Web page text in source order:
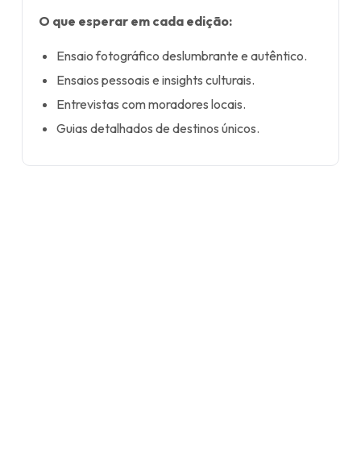
O que esperar em cada edição:
Ensaio fotográfico deslumbrante e autêntico.
Ensaios pessoais e insights culturais.
Entrevistas com moradores locais.
Guias detalhados de destinos únicos.